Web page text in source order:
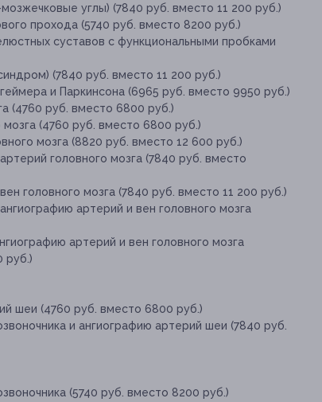
углы) (7840 руб. вместо 11 200 руб.)
прохода (5740 руб. вместо 8200 руб.)
суставов с функциональными пробками
(7840 руб. вместо 11 200 руб.)
и Паркинсона (6965 руб. вместо 9950 руб.)
(4760 руб. вместо 6800 руб.)
(4760 руб. вместо 6800 руб.)
мозга (8820 руб. вместо 12 600 руб.)
головного мозга (7840 руб. вместо
головного мозга (7840 руб. вместо 11 200 руб.)
артерий и вен головного мозга
артерий и вен головного мозга
руб.)
шеи (4760 руб. вместо 6800 руб.)
и ангиографию артерий шеи (7840 руб.
(5740 руб. вместо 8200 руб.)